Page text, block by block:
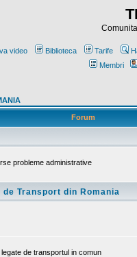
video Biblioteca Tarife
Membri
Forum
probleme administrative
Transport din Romania
de transportul in comun